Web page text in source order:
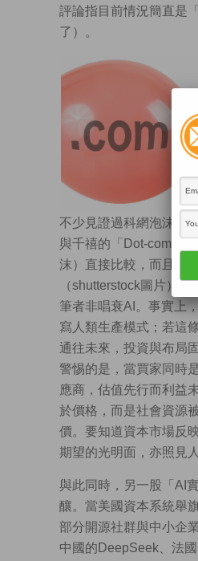
評論指目前情況簡直是
了）。
不少見證過科網泡沫的
與千禧的「Dot-com
沫）直接比較，而且規
（shutterstock圖片）
筆者非唱衰AI。事實上
寫人類生產模式；若這
通往未來，投資與布局
警惕的是，當買家同時
應商，估值先行而利益
於價格，而是社會資源
價。要知道資本市場反
期望的光明面，亦照見
與此同時，另一股「AI
釀。當美國資本系統舉
部分開源社群與中小企
中國的DeepSeek、法